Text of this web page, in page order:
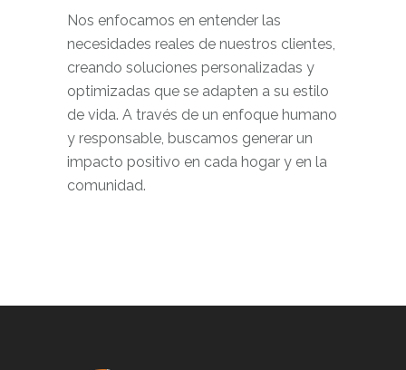
Nos enfocamos en entender las
necesidades reales de nuestros clientes,
creando soluciones personalizadas y
optimizadas que se adapten a su estilo
de vida. A través de un enfoque humano
y responsable, buscamos generar un
impacto positivo en cada hogar y en la
comunidad.